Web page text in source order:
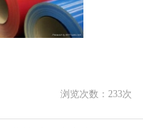
浏览次数： 233次